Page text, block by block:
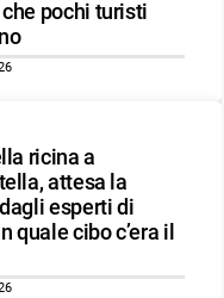
pochi turisti
ricina a
attesa la
esperti di
quale cibo c’era il